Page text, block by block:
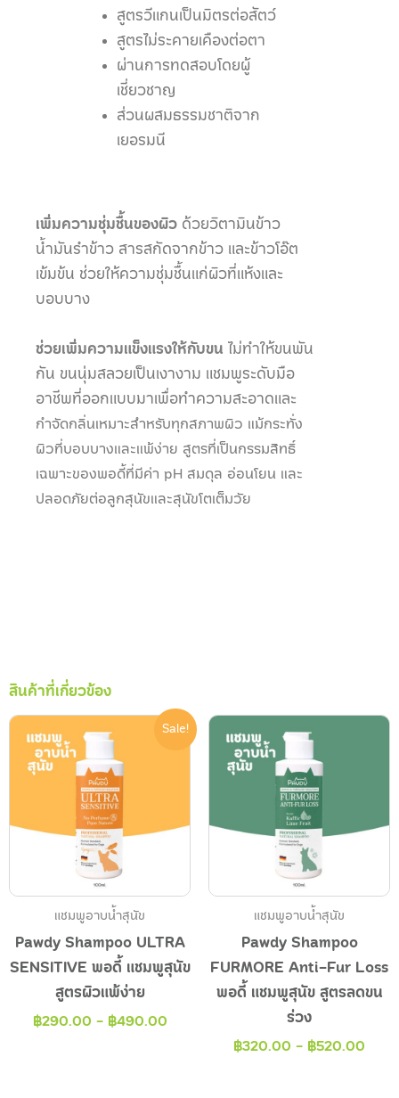
สูตรวีแกนเป็นมิตรต่อสัตว์
สูตรไม่ระคายเคืองต่อตา
ผ่านการทดสอบโดยผู้
เชี่ยวชาญ
ส่วนผสมธรรมชาติจาก
เยอรมนี
เพิ่มความชุ่มชื้นของผิว ด้วยวิตามินข้าว
น้ำมันรำข้าว สารสกัดจากข้าว และข้าวโอ๊ต
เข้มข้น ช่วยให้ความชุ่มชื้นแก่ผิวที่แห้งและ
บอบบาง
ช่วยเพิ่มความแข็งแรงให้กับขน ไม่ทำให้ขนพัน
กัน ขนนุ่มสลวยเป็นเงางาม แชมพูระดับมือ
อาชีพที่ออกแบบมาเพื่อทำความสะอาดและ
กำจัดกลิ่นเหมาะสำหรับทุกสภาพผิว แม้กระทั่ง
ผิวที่บอบบางและแพ้ง่าย สูตรที่เป็นกรรมสิทธิ์
เฉพาะของพอดี้ที่มีค่า pH สมดุล อ่อนโยน และ
ปลอดภัยต่อลูกสุนัขและสุนัขโตเต็มวัย
สินค้าที่เกี่ยวข้อง
Sale!
แชมพูอาบน้ำสุนัข
Pawdy Shampoo ULTRA
SENSITIVE พอดี้ แชมพูสุนัข
สูตรผิวแพ้ง่าย
฿290.00 - ฿490.00
แชมพูอาบน้ำสุนัข
Pawdy Shampoo
FURMORE Anti-Fur Loss
พอดี้ แชมพูสุนัข สูตรลดขน
ร่วง
฿320.00 - ฿520.00